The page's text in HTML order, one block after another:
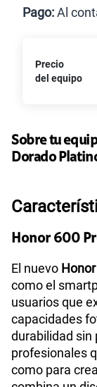
Paga solo
Pago:Al
Al contado
Precio
del equipo
Sobre tu
Dorado
Honor 600
El nuevo
como el
usuarios que
capacidades
durabilidad sin
profesionales
como para